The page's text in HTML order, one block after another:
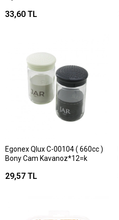
33,60 TL
Egonex Qlux C-00104 ( 660cc )
Bony Cam Kavanoz*12=k
29,57 TL